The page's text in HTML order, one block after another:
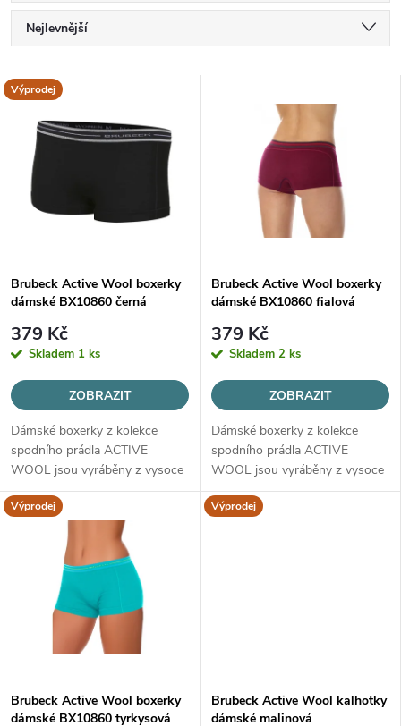
Ř
a
p
r
o
d
u
k
Nejlevnější
Nejprodávanější
Abecedně
V
s
p
r
o
d
u
Výprodej
Brubeck Active Wool boxerky
dámské BX10860 černá
379 Kč
Skladem 1 ks
ZOBRAZIT
Dámské boxerky z kolekce
spodního prádla ACTIVE
WOOL jsou vyráběny z vysoce
kvalitní vlny MERINO, určené
pro všechny roční období.
Brubeck Active Wool boxerky
dámské BX10860 fialová
379 Kč
Skladem 2 ks
ZOBRAZIT
Dámské boxerky z kolekce
spodního prádla ACTIVE
WOOL jsou vyráběny z vysoce
kvalitní vlny MERINO, určené
pro všechny roční období.
Výprodej
Brubeck Active Wool boxerky
dámské BX10860 tyrkysová
Výprodej
Brubeck Active Wool kalhotky
dámské malinová